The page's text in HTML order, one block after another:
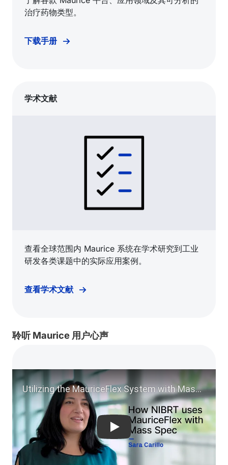
治疗药物类型。
下载手册
学术文献
查看全球范围内 Maurice 系统在学术研究到工业
研发各类课题中的实际应用案例。
查看学术文献
聆听 Maurice 用户心声
Play video: Utilizing the